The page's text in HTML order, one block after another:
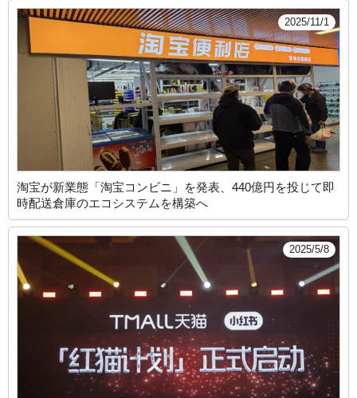
2025/11/1
淘宝が新業態「淘宝コンビニ」を発表、440億円を投じて即
時配送倉庫のエコシステムを構築へ
2025/5/8